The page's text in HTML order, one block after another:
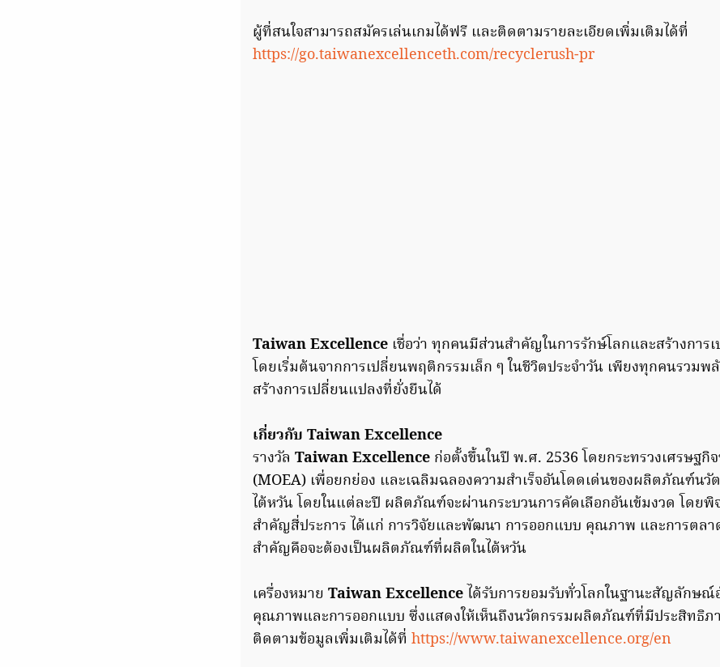
ผู้ที่สนใจสามารถสมัครเล่นเกมได้ฟรี และติดตามรายละเอียดเพิ่มเติมได้ที่
https://go.taiwanexcellenceth.com/recyclerush-pr
Taiwan Excellence เชื่อว่า ทุกคนมีส่วนสำคัญในการรักษ์โลกและสร้างการ
โดยเริ่มต้นจากการเปลี่ยนพฤติกรรมเล็ก ๆ ในชีวิตประจำวัน เพียงทุกคนรวมพ
สร้างการเปลี่ยนแปลงที่ยั่งยืนได้
เกี่ยวกับ Taiwan Excellence
รางวัล Taiwan Excellence ก่อตั้งขึ้นในปี พ.ศ. 2536 โดยกระทรวงเศรษฐกิ
(MOEA) เพื่อยกย่อง และเฉลิมฉลองความสำเร็จอันโดดเด่นของผลิตภัณฑ์นวั
ไต้หวัน โดยในแต่ละปี ผลิตภัณฑ์จะผ่านกระบวนการคัดเลือกอันเข้มงวด โดย
สำคัญสี่ประการ ได้แก่ การวิจัยและพัฒนา การออกแบบ คุณภาพ และการตล
สำคัญคือจะต้องเป็นผลิตภัณฑ์ที่ผลิตในไต้หวัน
เครื่องหมาย Taiwan Excellence ได้รับการยอมรับทั่วโลกในฐานะสัญลักษ
คุณภาพและการออกแบบ ซึ่งแสดงให้เห็นถึงนวัตกรรมผลิตภัณฑ์ที่มีประสิทธิภ
ติดตามข้อมูลเพิ่มเติมได้ที่ https://www.taiwanexcellence.org/en